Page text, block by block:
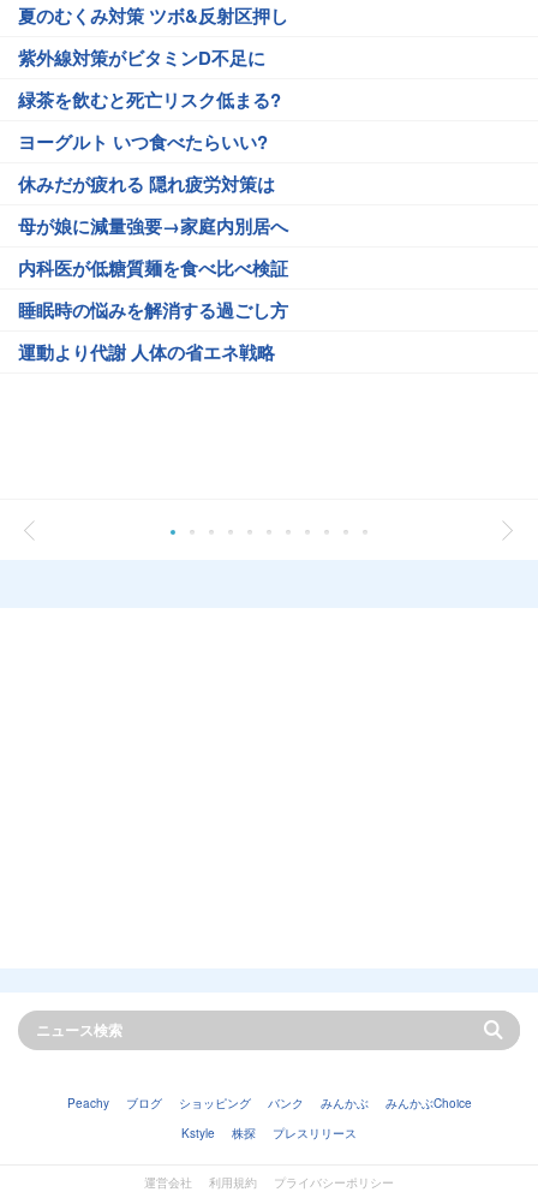
夏のむくみ対策 ツボ&反射区押し
紫外線対策がビタミンD不足に
緑茶を飲むと死亡リスク低まる?
ヨーグルト いつ食べたらいい?
休みだが疲れる 隠れ疲労対策は
母が娘に減量強要→家庭内別居へ
内科医が低糖質麺を食べ比べ検証
睡眠時の悩みを解消する過ごし方
運動より代謝 人体の省エネ戦略
Peachy ブログ ショッピング バンク みんかぶ
みんかぶChoice
Kstyle
株探 プレスリリース
運営会社 利用規約 プライバシーポリシー